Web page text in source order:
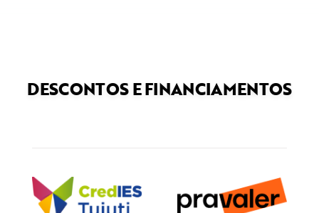
DESCONTOS E FINANCIAMENTOS